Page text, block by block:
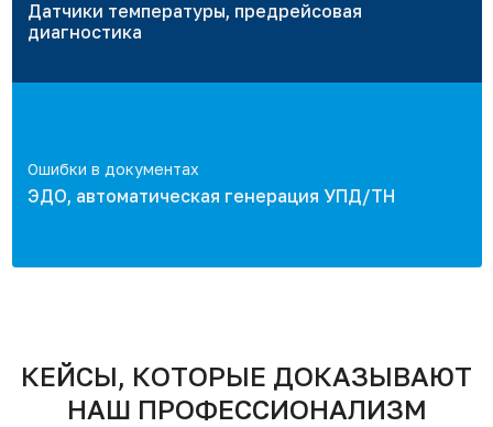
Датчики температуры, предрейсовая
диагностика
Ошибки в документах
ЭДО, автоматическая генерация УПД/ТН
КЕЙСЫ, КОТОРЫЕ ДОКАЗЫВАЮТ
НАШ ПРОФЕССИОНАЛИЗМ